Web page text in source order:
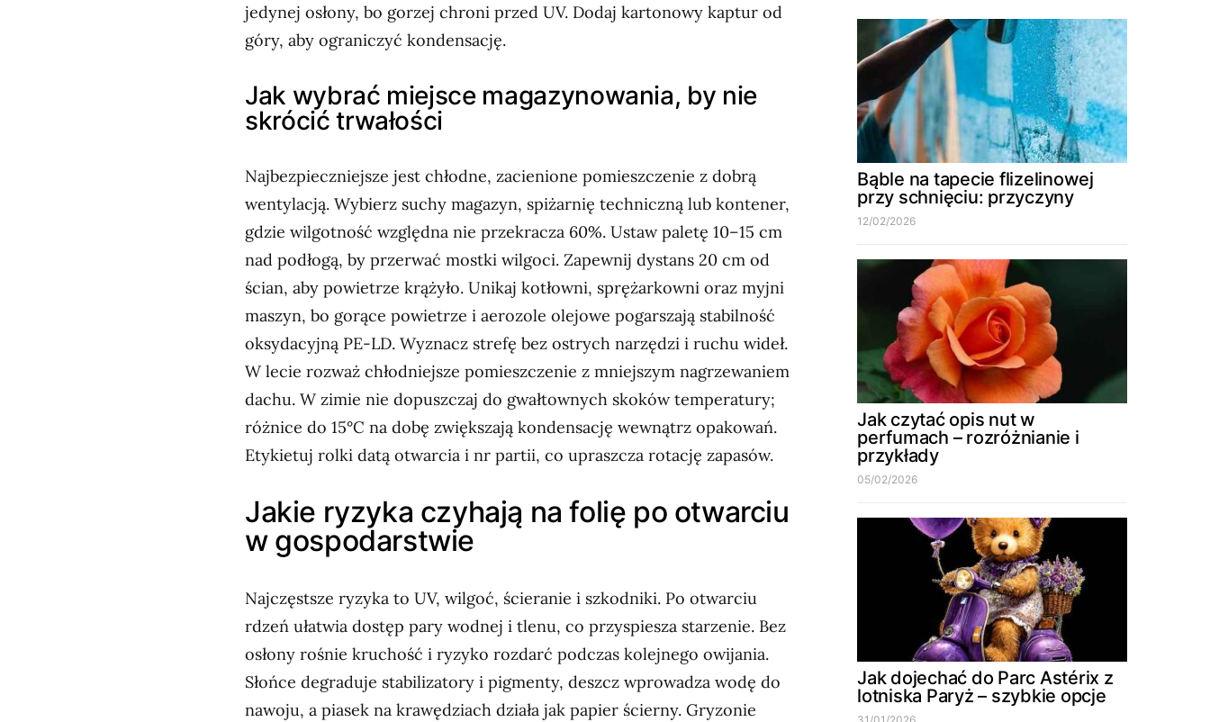
jedynej osłony, bo gorzej chroni przed UV. Dodaj kartonowy kaptur od
góry, aby ograniczyć kondensację.
Jak wybrać miejsce magazynowania, by nie
skrócić trwałości
Najbezpieczniejsze jest chłodne, zacienione pomieszczenie z dobrą
wentylacją. Wybierz suchy magazyn, spiżarnię techniczną lub kontener,
gdzie wilgotność względna nie przekracza 60%. Ustaw paletę 10–15 cm
nad podłogą, by przerwać mostki wilgoci. Zapewnij dystans 20 cm od
ścian, aby powietrze krążyło. Unikaj kotłowni, sprężarkowni oraz myjni
maszyn, bo gorące powietrze i aerozole olejowe pogarszają stabilność
oksydacyjną PE-LD. Wyznacz strefę bez ostrych narzędzi i ruchu wideł.
W lecie rozważ chłodniejsze pomieszczenie z mniejszym nagrzewaniem
dachu. W zimie nie dopuszczaj do gwałtownych skoków temperatury;
różnice do 15°C na dobę zwiększają kondensację wewnątrz opakowań.
Etykietuj rolki datą otwarcia i nr partii, co upraszcza rotację zapasów.
Jakie ryzyka czyhają na folię po otwarciu
w gospodarstwie
Najczęstsze ryzyka to UV, wilgoć, ścieranie i szkodniki. Po otwarciu
rdzeń ułatwia dostęp pary wodnej i tlenu, co przyspiesza starzenie. Bez
osłony rośnie kruchość i ryzyko rozdarć podczas kolejnego owijania.
Słońce degraduje stabilizatory i pigmenty, deszcz wprowadza wodę do
nawoju, a piasek na krawędziach działa jak papier ścierny. Gryzonie
Bąble na tapecie flizelinowej
przy schnięciu: przyczyny
12/02/2026
Jak czytać opis nut w
perfumach – rozróżnianie i
przykłady
05/02/2026
Jak dojechać do Parc Astérix z
lotniska Paryż – szybkie opcje